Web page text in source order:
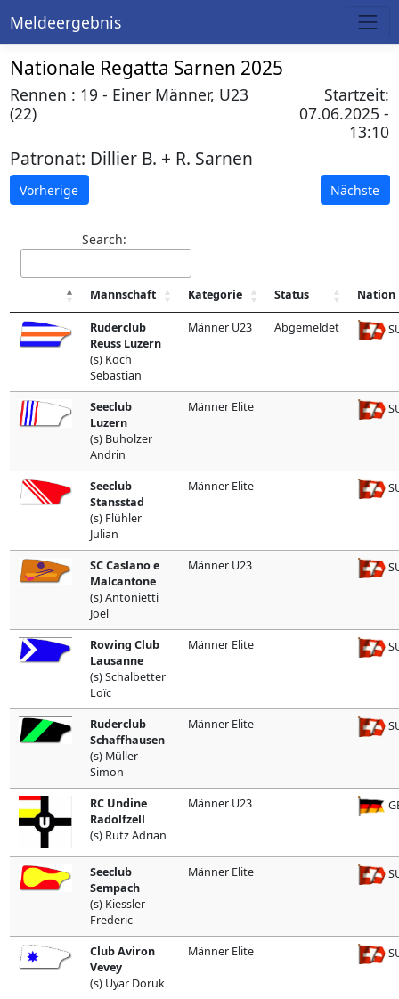
Meldeergebnis
Nationale Regatta Sarnen 2025
Rennen : 19 - Einer Männer, U23
(22)
Startzeit:
07.06.2025 -
13:10
Patronat: Dillier B. + R. Sarnen
Vorherige Nächste
Search:
Mannschaft Kategorie Status Nation
Ruderclub
Reuss Luzern
(s) Koch
Sebastian
Männer U23 Abgemeldet
Seeclub
Luzern
(s) Buholzer
Andrin
Männer Elite
Seeclub
Stansstad
(s) Flühler
Julian
Männer Elite
SC Caslano e
Malcantone
(s) Antonietti
Joël
Männer U23
Rowing Club
Lausanne
(s) Schalbetter
Loïc
Männer Elite
Ruderclub
Schaffhausen
(s) Müller
Simon
Männer Elite
RC Undine
Radolfzell
(s) Rutz Adrian
Männer U23
Seeclub
Sempach
(s) Kiessler
Frederic
Männer Elite
Club Aviron
Vevey
(s) Uyar Doruk
Männer Elite